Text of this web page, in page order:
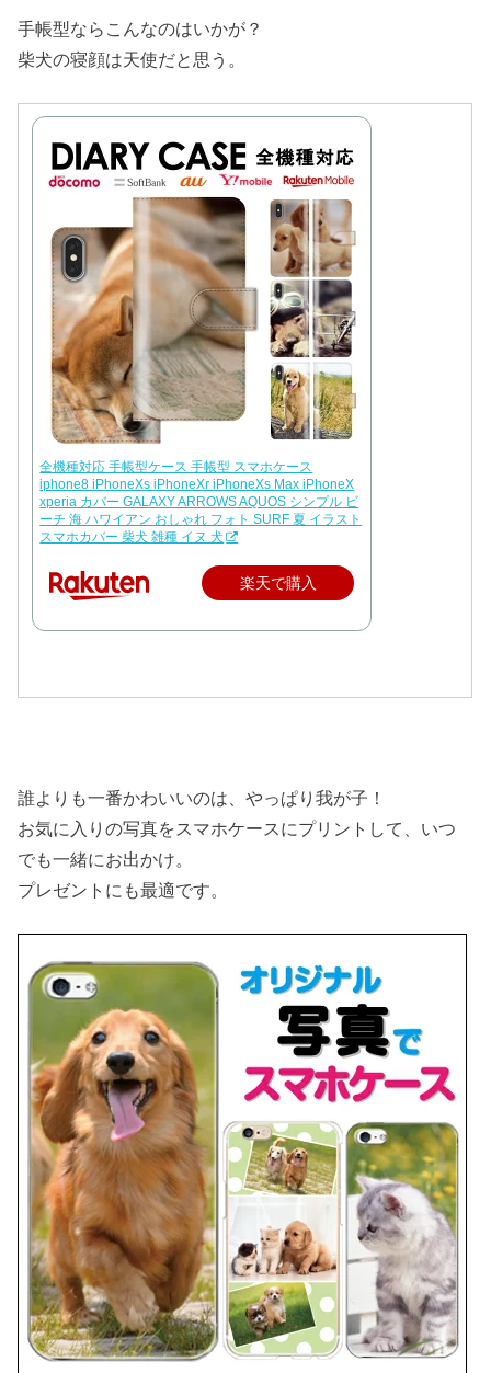
手帳型ならこんなのはいかが？
柴犬の寝顔は天使だと思う。
全機種対応 手帳型ケース 手帳型 スマホケース
iphone8 iPhoneXs iPhoneXr iPhoneXs Max iPhoneX
xperia カバー GALAXY ARROWS AQUOS シンプル ビ
ーチ 海 ハワイアン おしゃれ フォト SURF 夏 イラスト
スマホカバー 柴犬 雑種 イヌ 犬
楽天で購入
誰よりも一番かわいいのは、やっぱり我が子！
お気に入りの写真をスマホケースにプリントして、いつ
でも一緒にお出かけ。
プレゼントにも最適です。